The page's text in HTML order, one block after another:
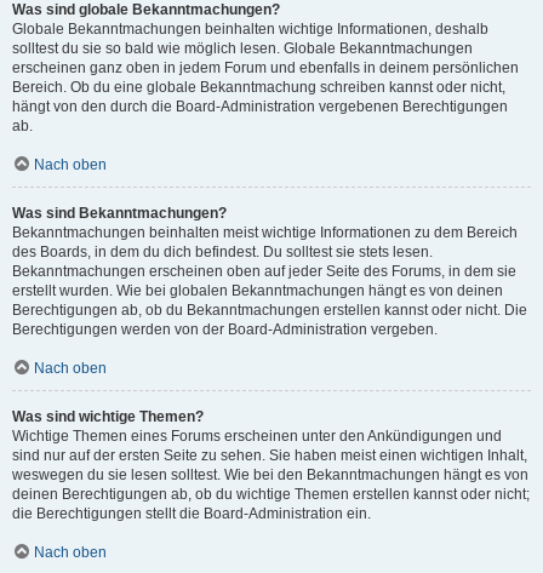
Was sind globale Bekanntmachungen?
Globale Bekanntmachungen beinhalten wichtige Informationen, deshalb
solltest du sie so bald wie möglich lesen. Globale Bekanntmachungen
erscheinen ganz oben in jedem Forum und ebenfalls in deinem persönlichen
Bereich. Ob du eine globale Bekanntmachung schreiben kannst oder nicht,
hängt von den durch die Board-Administration vergebenen Berechtigungen
ab.
Nach oben
Was sind Bekanntmachungen?
Bekanntmachungen beinhalten meist wichtige Informationen zu dem Bereich
des Boards, in dem du dich befindest. Du solltest sie stets lesen.
Bekanntmachungen erscheinen oben auf jeder Seite des Forums, in dem sie
erstellt wurden. Wie bei globalen Bekanntmachungen hängt es von deinen
Berechtigungen ab, ob du Bekanntmachungen erstellen kannst oder nicht. Die
Berechtigungen werden von der Board-Administration vergeben.
Nach oben
Was sind wichtige Themen?
Wichtige Themen eines Forums erscheinen unter den Ankündigungen und
sind nur auf der ersten Seite zu sehen. Sie haben meist einen wichtigen Inhalt,
weswegen du sie lesen solltest. Wie bei den Bekanntmachungen hängt es von
deinen Berechtigungen ab, ob du wichtige Themen erstellen kannst oder nicht;
die Berechtigungen stellt die Board-Administration ein.
Nach oben